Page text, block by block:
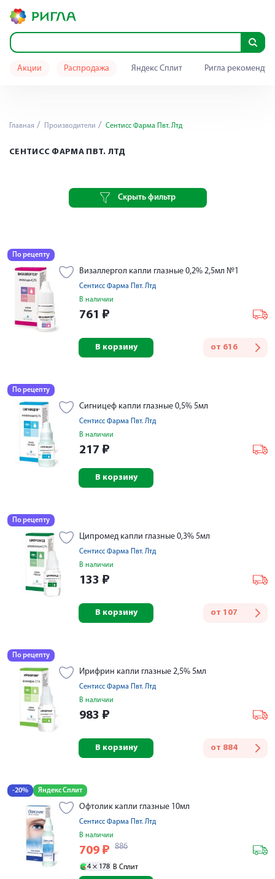
Акции Распродажа Яндекс Сплит Ригла
Главная Производители Сентисс Фарма Пвт. Лтд
СЕНТИСС ФАРМА ПВТ. ЛТД
Скрыть фильтр
По рецепту
Визаллергол капли глазные 0,2% 2,5мл №1
Сентисс Фарма Пвт. Лтд
В наличии
761 ₽
от 616
В корзину
По рецепту
Сигницеф капли глазные 0,5% 5мл
Сентисс Фарма Пвт. Лтд
В наличии
217 ₽
В корзину
По рецепту
Ципромед капли глазные 0,3% 5мл
Сентисс Фарма Пвт. Лтд
В наличии
133 ₽
от 107
В корзину
По рецепту
Ирифрин капли глазные 2,5% 5мл
Сентисс Фарма Пвт. Лтд
В наличии
983 ₽
от 884
В корзину
-20% Яндекс Сплит
Офтолик капли глазные 10мл
Сентисс Фарма Пвт. Лтд
В наличии
709 ₽ 886
4 × 178 В Сплит